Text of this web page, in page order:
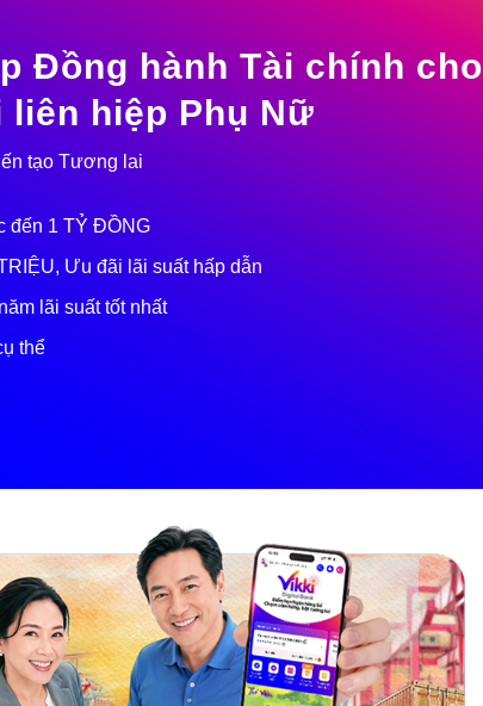
Đồng hành Tài chính cho
liên hiệp Phụ Nữ
tạo Tương lai
đến 1 TỶ ĐỒNG
Ưu đãi lãi suất hấp dẫn
lãi suất tốt nhất
thể